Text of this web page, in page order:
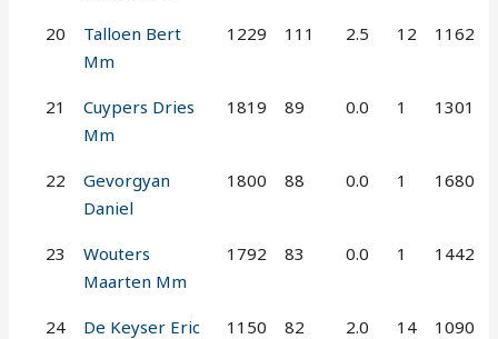
20
Talloen Bert
Mm
1229 111 2.5 12 1162
21
Cuypers Dries
Mm
1819 89 0.0 1 1301
22
Gevorgyan
Daniel
1800 88 0.0 1 1680
23
Wouters
Maarten Mm
1792 83 0.0 1 1442
24
De Keyser Eric
1150 82 2.0 14 1090